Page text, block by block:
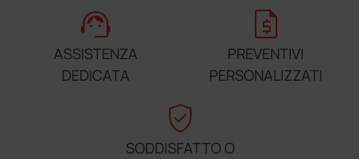
support_agent
ASSISTENZA
DEDICATA
request_quote
PREVENTIVI
PERSONALIZZATI
verified_user
SODDISFATTO O